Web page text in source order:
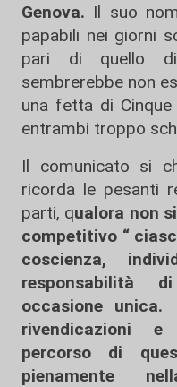
Genova. Il suo
papabili nei giorni
pari di quello
sembrerebbe non
una fetta di
entrambi troppo
Il comunicato si
ricorda le pesanti
parti, qualora non
competitivo “
coscienza,
responsabilità
occasione
rivendicazioni
percorso di
pienamente